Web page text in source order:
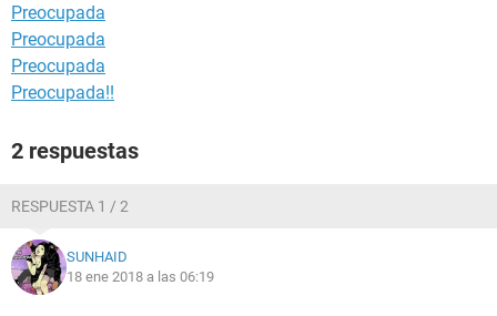
Preocupada
Preocupada
Preocupada
Preocupada!!
2 respuestas
RESPUESTA 1 / 2
SUNHAID
18 ene 2018 a las 06:19